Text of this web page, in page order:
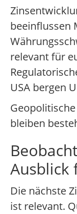
beeinflussen
relevant für
USA bergen
bleiben
Ausblick
Die nächste
ist relevant.